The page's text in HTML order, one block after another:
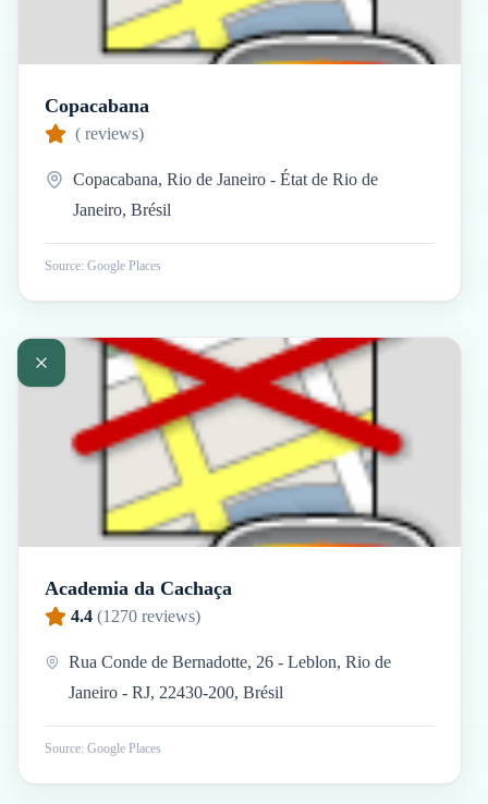
Copacabana
( reviews)
Copacabana, Rio de Janeiro - État de Rio de
Janeiro, Brésil
Source: Google Places
Academia da Cachaça
4.4 (1270 reviews)
Rua Conde de Bernadotte, 26 - Leblon, Rio de
Janeiro - RJ, 22430-200, Brésil
Source: Google Places